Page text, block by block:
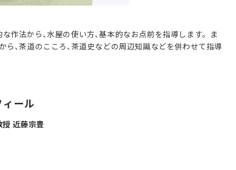
作法から、水屋の使い方、基本的なお点前を指導します。ま
ら、茶道のこころ、茶道史などの周辺知識などを併わせて指導
ール
近藤宗豊